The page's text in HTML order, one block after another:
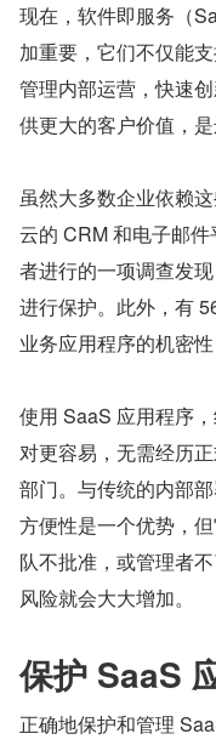
现在，软件即服务（
加重要，它们不仅能
管理内部运营，快速
供更大的客户价值，
虽然大多数企业依赖
云的 CRM 和电子邮
者进行的一项调查发
进行保护。此外，有
业务应用程序的机密
使用 SaaS 应用程序
对更容易，无需经历
部门。与传统的内部
方便性是一个优势，
队不批准，或管理者
风险就会大大增加。
保护 SaaS
正确地保护和管理